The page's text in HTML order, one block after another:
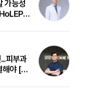
가능성
피부과
해야 [변